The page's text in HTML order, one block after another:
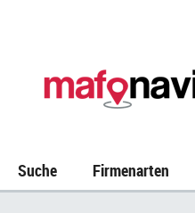
Suche Firmenarten